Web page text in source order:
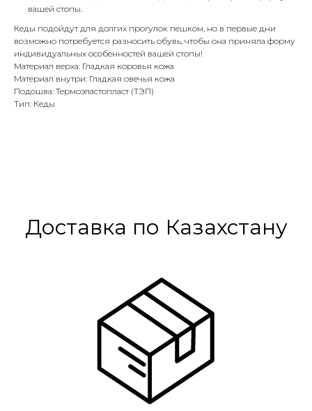
вашей стопы.
Кеды подойдут для долгих прогулок пешком, но в первые дни
возможно потребуется разносить обувь, чтобы она приняла форму
индивидуальных особенностей вашей стопы!
Материал верха: Гладкая коровья кожа
Материал внутри: Гладкая овечья кожа
Подошва: Термоэластопласт (ТЭП)
Тип: Кеды
Доставка по Казахстану